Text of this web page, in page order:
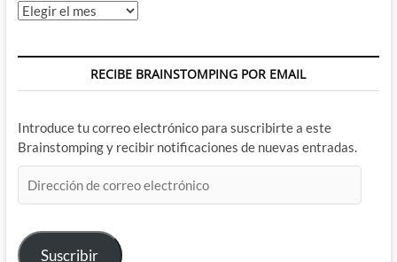
Archivos
RECIBE BRAINSTOMPING POR EMAIL
Introduce tu correo electrónico para suscribirte a este
Brainstomping y recibir notificaciones de nuevas entradas.
de
electrónico
Suscribir